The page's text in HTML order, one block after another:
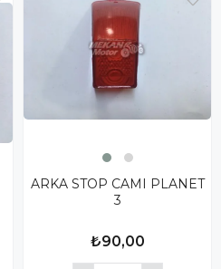
ARKA STOP CAMI PLANET
3
₺90,00